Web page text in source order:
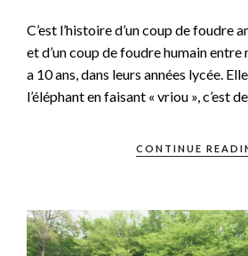
C’est l’histoire d’un coup de foudre
et d’un coup de foudre humain entre
a 10 ans, dans leurs années lycée.
l’éléphant en faisant « vriou », c’est
CONTINUE